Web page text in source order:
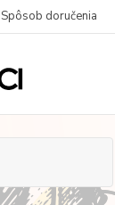
Spôsob doručenia